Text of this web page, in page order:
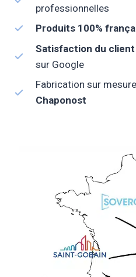
professionnelles
Produits 100%
Satisfaction du client
sur Google
Fabrication sur
Chaponost